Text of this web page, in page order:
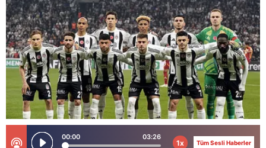
03:26
00:00
1x Tüm Sesli Haberler